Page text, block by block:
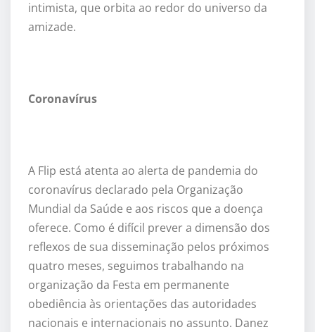
intimista, que orbita ao redor do universo da
amizade.
Coronavírus
A Flip está atenta ao alerta de pandemia do
coronavírus declarado pela Organização
Mundial da Saúde e aos riscos que a doença
oferece. Como é difícil prever a dimensão dos
reflexos de sua disseminação pelos próximos
quatro meses, seguimos trabalhando na
organização da Festa em permanente
obediência às orientações das autoridades
nacionais e internacionais no assunto. Danez